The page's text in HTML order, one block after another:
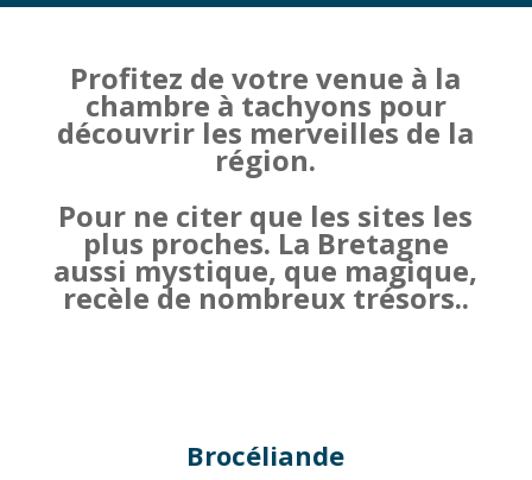
Profitez de votre venue à la
chambre à tachyons pour
découvrir les merveilles de la
région.
Pour ne citer que les sites les
plus proches. La Bretagne
aussi mystique, que magique,
recèle de nombreux trésors..
Brocéliande